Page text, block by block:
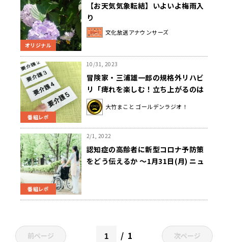
オリジナル
【お天気気象転結】いよいよ梅雨入
り
文化放送アナウンサーズ
番組レポ
10/31, 2023
冒険家・三浦雄一郎の規格外リハビ
リ「痺れを楽しむ！立ち上がるのは
スリル満点」
大竹まこと ゴールデンラジオ！
番組レポ
2/1, 2022
認知症の高齢者に新型コロナ予防策
をどう伝えるか ～1月31日(月) ニュ
前ページ 1 次ページ